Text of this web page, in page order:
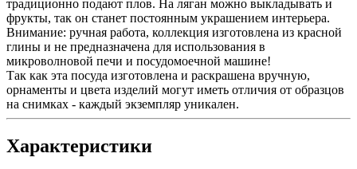
традиционно подают плов. На ляган можно выкладывать и
фрукты, так он станет постоянным украшением интерьера.
Внимание: ручная работа, коллекция изготовлена из красной
глины и не предназначена для использования в
микроволновой печи и посудомоечной машине!
Так как эта посуда изготовлена и раскрашена вручную,
орнаменты и цвета изделий могут иметь отличия от образцов
на снимках - каждый экземпляр уникален.
Характеристики